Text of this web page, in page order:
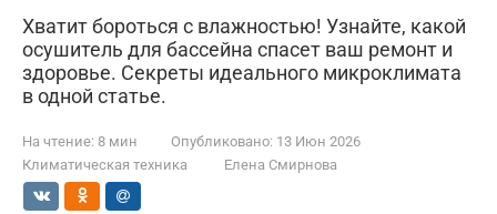
Хватит бороться с влажностью! Узнайте, какой
осушитель для бассейна спасет ваш ремонт и
здоровье. Секреты идеального микроклимата
в одной статье.
На чтение: 8 мин Опубликовано: 13 Июн 2026
Климатическая техника
Елена Смирнова